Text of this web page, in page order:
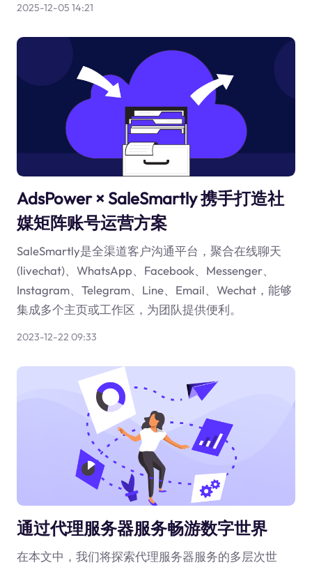
2025-12-05 14:21
AdsPower × SaleSmartly 携手打造社
媒矩阵账号运营方案
SaleSmartly是全渠道客户沟通平台，聚合在线聊天
(livechat)、WhatsApp、Facebook、Messenger、
Instagram、Telegram、Line、Email、Wechat，能够
集成多个主页或工作区，为团队提供便利。
2023-12-22 09:33
通过代理服务器服务畅游数字世界
在本文中，我们将探索代理服务器服务的多层次世